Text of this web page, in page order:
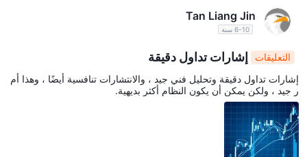
Tan Liang Jin
6-10 سنة
التعليقات إشارات تداول دقيقة
إشارات تداول دقيقة وتحليل فني جيد ، والانتشارات تنافسية أيضًا ، وهذا أم
ر جيد ، ولكن يمكن أن يكون النظام أكثر بديهية.